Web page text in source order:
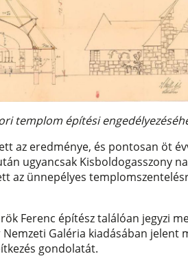
templom építési
az eredménye, és pontosan öt
ugyancsak Kisboldogasszony
az ünnepélyes
Ferenc építész találóan jegyzi
Galéria kiadásában jelent
gondolatát.